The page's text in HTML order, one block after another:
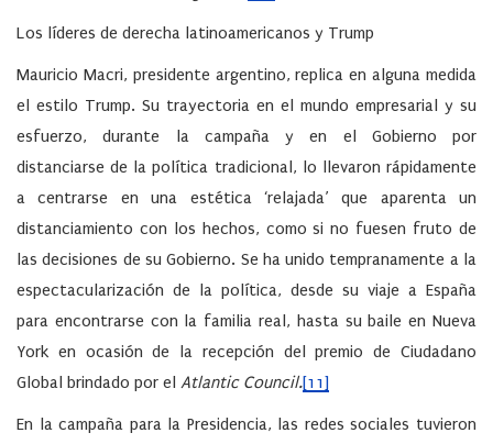
Los líderes de derecha latinoamericanos y Trump
Mauricio Macri, presidente argentino, replica en alguna medida
el estilo Trump. Su trayectoria en el mundo empresarial y su
esfuerzo, durante la campaña y en el Gobierno por
distanciarse de la política tradicional, lo llevaron rápidamente
a centrarse en una estética ‘relajada’ que aparenta un
distanciamiento con los hechos, como si no fuesen fruto de
las decisiones de su Gobierno. Se ha unido tempranamente a la
espectacularización de la política, desde su viaje a España
para encontrarse con la familia real, hasta su baile en Nueva
York en ocasión de la recepción del premio de Ciudadano
Global brindado por el Atlantic Council.[11]
En la campaña para la Presidencia, las redes sociales tuvieron